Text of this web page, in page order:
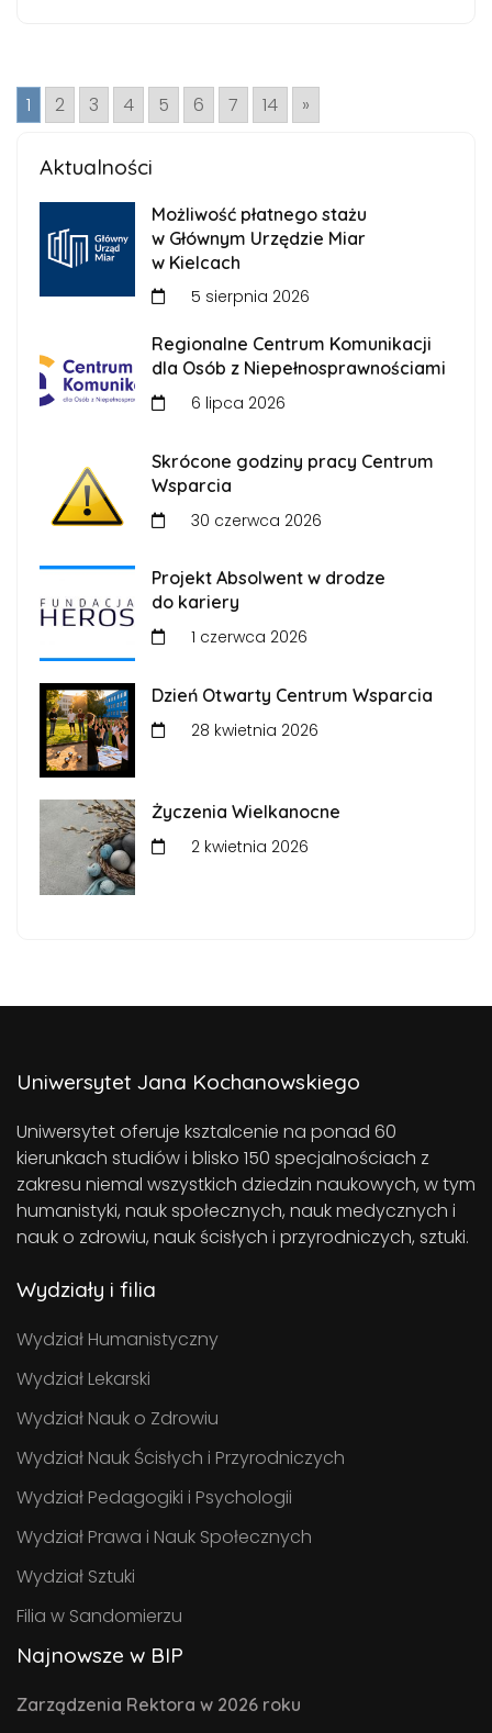
1 2 3 4 5 6 7 14 »
Aktualności
Możliwość płatnego stażu
w Głównym Urzędzie Miar
w Kielcach
5 sierpnia 2026
Regionalne Centrum Komunikacji
dla Osób z Niepełnosprawnościami
6 lipca 2026
Skrócone godziny pracy Centrum
Wsparcia
30 czerwca 2026
Projekt Absolwent w drodze
do kariery
1 czerwca 2026
Dzień Otwarty Centrum Wsparcia
28 kwietnia 2026
Życzenia Wielkanocne
2 kwietnia 2026
Uniwersytet Jana Kochanowskiego
Uniwersytet oferuje ksztalcenie na ponad 60
kierunkach studiów i blisko 150 specjalnościach z
zakresu niemal wszystkich dziedzin naukowych, w tym
humanistyki, nauk społecznych, nauk medycznych i
nauk o zdrowiu, nauk ścisłych i przyrodniczych, sztuki.
Wydziały i filia
Wydział Humanistyczny
Wydział Lekarski
Wydział Nauk o Zdrowiu
Wydział Nauk Ścisłych i Przyrodniczych
Wydział Pedagogiki i Psychologii
Wydział Prawa i Nauk Społecznych
Wydział Sztuki
Filia w Sandomierzu
Najnowsze w BIP
Zarządzenia Rektora w 2026 roku